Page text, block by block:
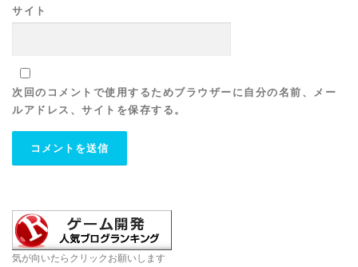
サイト
次回のコメントで使用するためブラウザーに自分の名前、メー
ルアドレス、サイトを保存する。
気が向いたらクリックお願いします